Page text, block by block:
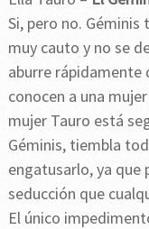
Si, pero no.
muy cauto y no se
aburre rápidamente
conocen a una
mujer Tauro está
Géminis, tiembla
engatusarlo, ya que
seducción que
El único